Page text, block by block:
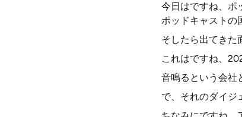
今日はですね、ポ
ポッドキャストの
そしたら出てきた
これはですね、
音鳴るという会社
で、それのダイジ